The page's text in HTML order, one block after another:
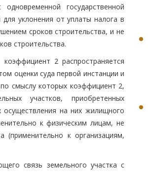
государственной
уклонения от уплаты налога в
сроков строительства, и не
строительства.
2 распространяется
оценки суда первой инстанции и
смыслу которых коэффициент 2,
участков, приобретенных
осуществления на них жилищного
к физическим лицам, не
(применительно к организациям,
связь земельного участка с